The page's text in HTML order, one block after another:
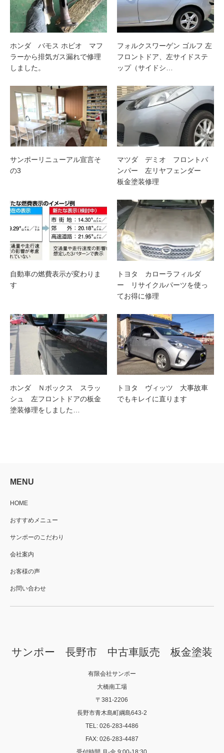
ホンダ バモス ホビオ マフ
ラーから排気ガス漏れで修理
しました。
フォルクスワーゲン ゴルフ 左
フロントドア、左サイドステ
ップ（サイドシ…
サンポーリニューアル宣言そ
の3
マツダ デミオ フロントバ
ンパー 左リヤフェンダー
板金塗装修理
自動車の燃費表示が変わりま
す
トヨタ カローラフィルダ
ー リサイクルパーツを使っ
てお得に修理
ホンダ Ｎボックス スラッ
シュ 左フロントドアの板金
塗装修理をしました…
トヨタ ヴィッツ 大事故車
でもキレイに直ります
MENU
HOME
おすすめメニュー
サンポーのこだわり
会社案内
お客様の声
お問い合わせ
サンポー 長野市 中古車販売 板金塗装
有限会社サンポー
大橋南工場
〒381-2206
長野市青木島町綱島643-2
TEL: 026-283-4486
FAX: 026-283-4487